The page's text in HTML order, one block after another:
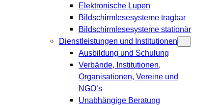
Elektronische Lupen
Bildschirmlesesysteme tragbar
Bildschirmlesesysteme stationär
Dienstleistungen und Institutionen
Ausbildung und Schulung
Verbände, Institutionen,
Organisationen, Vereine und
NGO’s
Unabhängige Beratung